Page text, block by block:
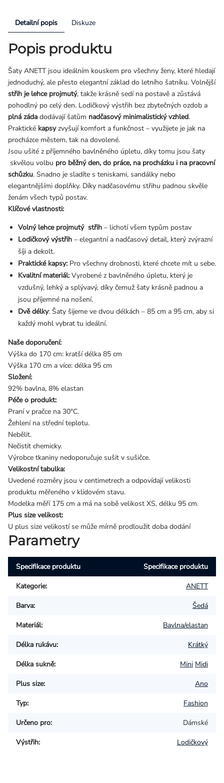
Detailní popis Diskuze
Popis produktu
Šaty ANETT jsou ideálním kouskem pro všechny ženy, které hledají
jednoduchý, ale přesto elegantní základ do letního šatníku. Volnější
střih je lehce projmutý, takže krásně sedí na postavě a zůstává
pohodlný po celý den. Lodičkový výstřih bez zbytečných ozdob a
plná záda dodávají šatům nadčasový minimalistický vzhled.
Praktické kapsyzvyšují komfort a funkčnost – využijete je jak na
procházce městem, tak na dovolené.
Jsou ušité z příjemného bavlněného úpletu, díky tomu jsou šaty
skvělou volbu pro běžný den, do práce, na procházku i na pracovní
schůzku. Snadno je sladíte s teniskami, sandálky nebo
elegantnějšími doplňky. Díky nadčasovému střihu padnou skvěle
ženám všech typů postav.
Klíčové vlastnosti:
Volný lehce projmutý střih – lichotí všem typům postav
Lodičkový výstřih – elegantní a nadčasový detail, který zvýrazní
šíji a dekolt.
Praktické kapsy: Pro všechny drobnosti, které chcete mít u sebe.
Kvalitní materiál: Vyrobené z bavlněného úpletu, který je
vzdušný, lehký a splývavý, díky čemuž šaty krásně padnou a
jsou příjemné na nošení.
Dvě délky: Šaty šijeme ve dvou délkách – 85 cm a 95 cm, aby si
každý mohl vybrat tu ideální.
Naše doporučení:
Výška do 170 cm: kratší délka 85 cm
Výška 170 cm a více: délka 95 cm
Složení:
92% bavlna, 8% elastan
Péče o produkt:
Praní v pračce na 30°C.
Žehlení na střední teplotu.
Nebělit.
Nečistit chemicky.
Výrobce tkaniny nedoporučuje sušit v sušičce.
Velikostní tabulka:
Uvedené rozměry jsou v centimetrech a odpovídají velikosti
produktu měřeného v klidovém stavu.
Modelka měří 175 cm a má na sobě velikost XS, délku 95 cm.
Plus size velikost:
U plus size velikostí se může mírně prodloužit doba dodání
Parametry
Specifikace produktu Specifikace produktu
Kategorie: ANETT
Barva: Šedá
Materiál: Bavlna/elastan
Délka rukávu: Krátký
Délka sukně: Mini Midi
Plus size: Ano
Typ: Fashion
Určeno pro: Dámské
Výstřih: Lodičkový